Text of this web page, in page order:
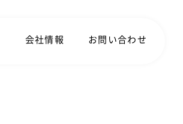
会社情報 お問い合わせ